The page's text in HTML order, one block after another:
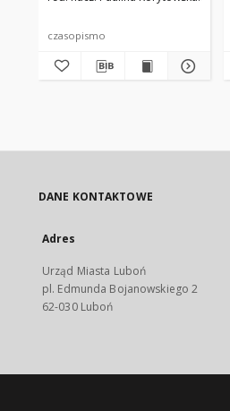
czasopismo
DANE KONTAKTOWE
Adres
Urząd Miasta Luboń
pl. Edmunda Bojanowskiego 2
62-030 Luboń